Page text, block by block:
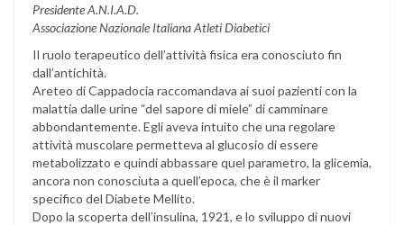
Presidente A.N.I.A.D.
Associazione Nazionale Italiana Atleti Diabetici
Il ruolo terapeutico dell’attività fisica era conosciuto fin
dall’antichità.
Areteo di Cappadocia raccomandava ai suoi pazienti con la
malattia dalle urine “del sapore di miele” di camminare
abbondantemente. Egli aveva intuito che una regolare
attività muscolare permetteva al glucosio di essere
metabolizzato e quindi abbassare quel parametro, la glicemia,
ancora non conosciuta a quell’epoca, che è il marker
specifico del Diabete Mellito.
Dopo la scoperta dell’insulina, 1921, e lo sviluppo di nuovi